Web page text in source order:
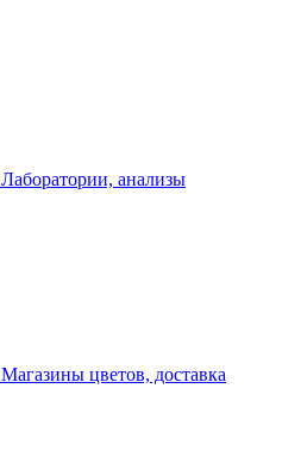
Лаборатории, анализы
Магазины цветов, доставка